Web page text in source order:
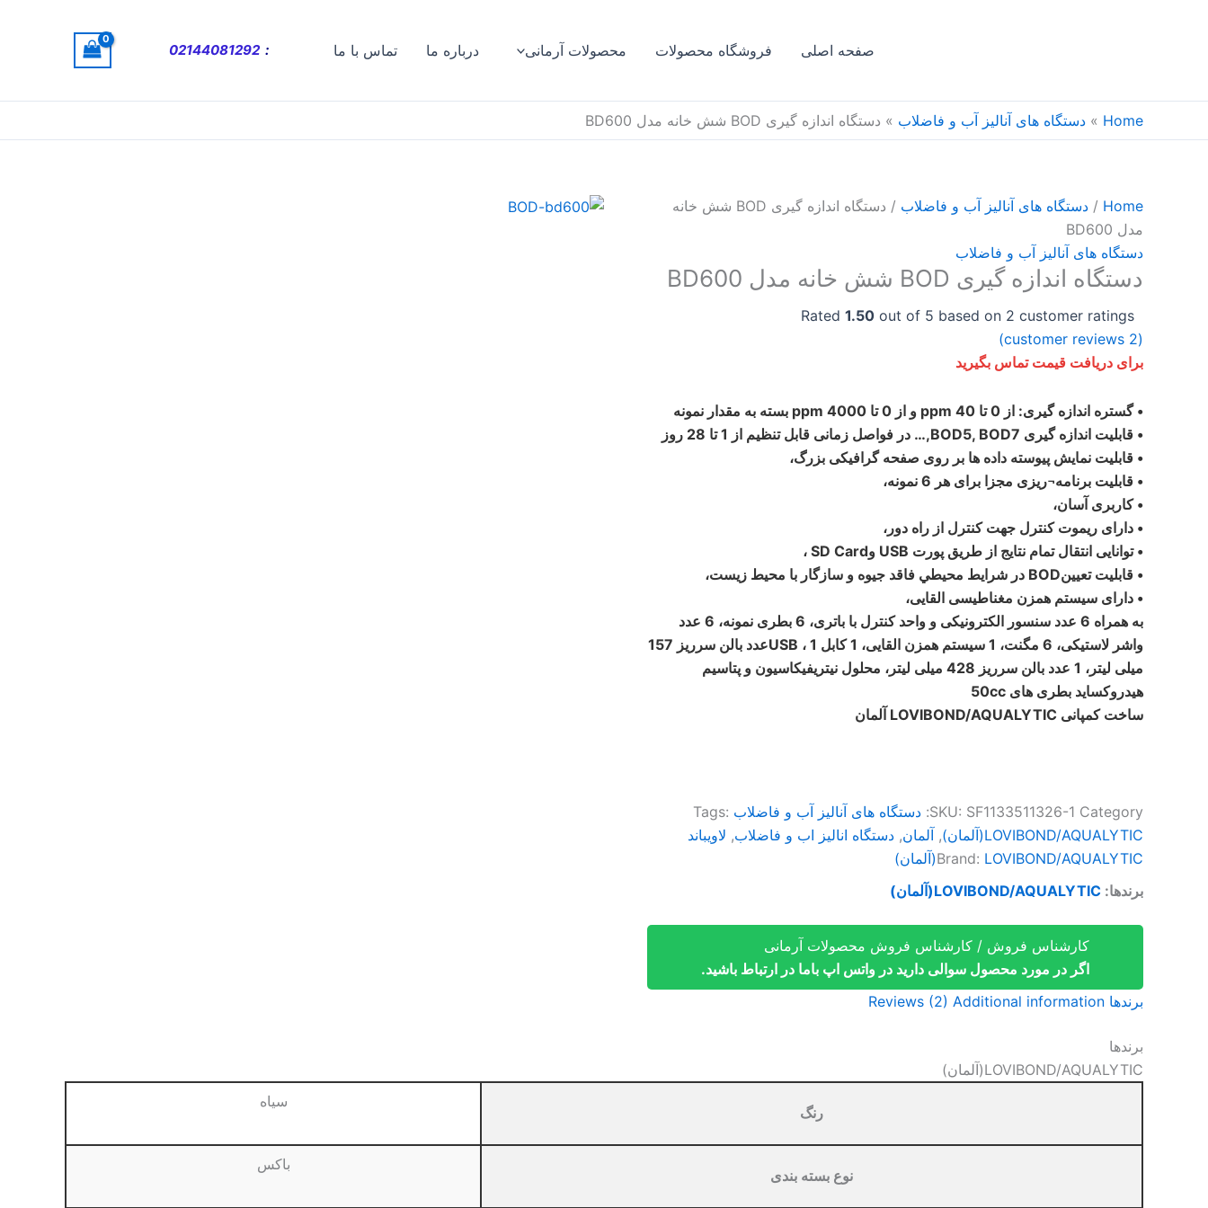
صفحه اصلی فروشگاه محصولات محصولات آرمانی درباره ما تماس با ما :
02144081292
Home
» دستگاه های آنالیز آب و فاضلاب » دستگاه اندازه­ گیری BOD شش ­خانه مدل BD600
Home
/ دستگاه های آنالیز آب و فاضلاب
/ دستگاه اندازه­ گیری BOD شش ­خانه
مدل BD600
دستگاه های آنالیز آب و فاضلاب
دستگاه اندازه­ گیری BOD شش ­خانه مدل BD600
Rated 1.50 out of 5 based on 2 customer ratings
(
2
برای دریافت قیمت تماس بگیرید
• گستره اندازه گیری: از 0 تا 40 ppm و از 0 تا 4000 ppm بسته به مقدار نمونه
• قابلیت اندازه گیری BOD5, BOD7,… در فواصل زمانی قابل تنظیم از 1 تا 28 روز
• قابلیت نمایش پیوسته داده ها بر روی صفحه گرافیکی بزرگ،
• قابلیت برنامه¬ریزی مجزا برای هر 6 نمونه،
• کاربری آسان،
• دارای ریموت کنترل جهت کنترل از راه دور،
• توانایی انتقال تمام نتایج از طریق پورت USB وSD Card ،
• قابلیت تعيينBOD در شرايط محيطي فاقد جيوه و سازگار با محیط زیست،
• دارای سيستم همزن مغناطیسی القايی،
به همراه 6 عدد سنسور الکترونیکی و واحد کنترل با باتری، 6 بطری نمونه، 6 عدد
واشر لاستيکی، 6 مگنت، 1 سیستم همزن القایی، 1 کابل USB ، 1عدد بالن سرريز 157
ميلی لیتر، 1 عدد بالن سرريز 428 ميلی لیتر، محلول نیتریفیکاسیون و پتاسیم
هیدروکساید بطری های 50cc
ساخت کمپانی LOVIBOND/AQUALYTIC آلمان
SKU: SF1133511326-1 Category: دستگاه های آنالیز آب و فاضلاب Tags:
LOVIBOND/AQUALYTIC(آلمان)
, آلمان, دستگاه انالیز اب و فاضلاب, لاویباند
Brand: LOVIBOND/AQUALYTIC(آلمان)
برندها: LOVIBOND/AQUALYTIC(آلمان)
کارشناس فروش / کارشناس فروش محصولات آرمانی
اگر در مورد محصول سوالی دارید در واتس اپ باما در ارتباط باشید.
برندها Additional information
Reviews (2)
برندها
LOVIBOND/AQUALYTIC(آلمان)
رنگ
سیاه
نوع بسته بندی
باکس